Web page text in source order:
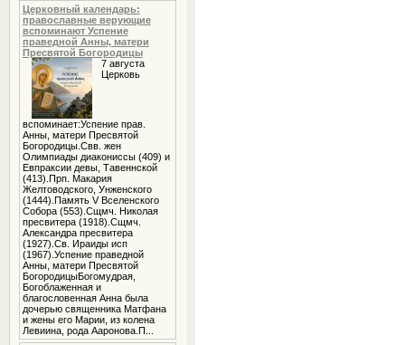
Церковный календарь:
православные верующие
вспоминают Успение
праведной Анны, матери
Пресвятой Богородицы
7 августа
Церковь
вспоминает:Успение прав.
Анны, матери Пресвятой
Богородицы.Свв. жен
Олимпиады диакониссы (409) и
Евпраксии девы, Тавеннской
(413).Прп. Макария
Желтоводского, Унженского
(1444).Память V Вселенского
Собора (553).Сщмч. Николая
пресвитера (1918).Сщмч.
Александра пресвитера
(1927).Св. Ираиды исп
(1967).Успение праведной
Анны, матери Пресвятой
БогородицыБогомудрая,
Богоблаженная и
благословенная Анна была
дочерью священника Матфана
и жены его Марии, из колена
Левиина, рода Ааронова.П...